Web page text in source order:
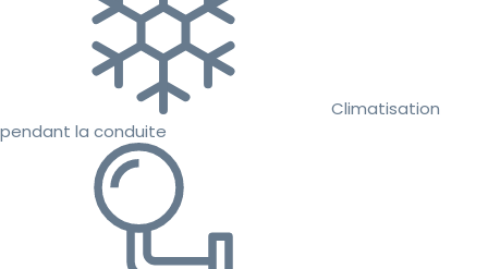
Climatisation
pendant la conduite